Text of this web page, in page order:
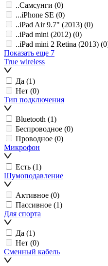
..Самсунги (0)
...iPhone SE (0)
..iPad Air 9.7" (2013) (0)
..iPad mini (2012) (0)
..iPad mini 2 Retina (2013)
Показать еще 7
True wireless
Да (1)
Нет (0)
Тип подключения
Bluetooth (1)
Беспроводное (0)
Проводное (0)
Микрофон
Есть (1)
Шумоподавление
Активное (0)
Пассивное (1)
Для спорта
Да (1)
Нет (0)
Сменный кабель